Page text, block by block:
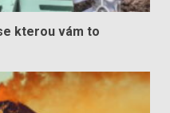
kterou vám to